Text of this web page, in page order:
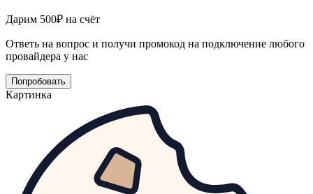
Дарим 500₽ на счёт
Ответь на вопрос и получи промокод на подключение любого
провайдера у нас
Попробовать
Картинка